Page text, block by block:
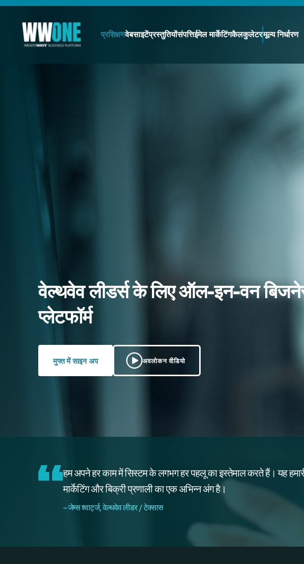
प्रशिक्षणवेबसाइटेंप्रस्तुतियोंसंपत्तिईमेल मार्केटिंगकैलकुलेटरमूल्य निर्धारण
वेल्थवेव लीडर्स के लिए ऑल-इन-वन
प्लेटफॉर्म
मुफ्त में साइन अप अवलोकन वीडियो
हम अपने हर काम में सिस्टम के लगभग हर पहलू का इस्तेमाल करते हैं। यह
मार्केटिंग और बिक्री प्रणाली का एक अभिन्न अंग है।
– जेम्स श्वार्ट्ज, वेल्थवेव लीडर / टेक्सास